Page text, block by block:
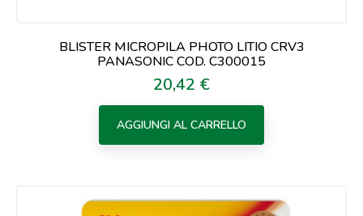
BLISTER MICROPILA PHOTO LITIO CRV3
PANASONIC COD. C300015
Prezzo
20,42 €
AGGIUNGI AL CARRELLO